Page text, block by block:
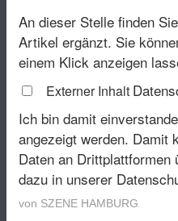
An dieser Stelle finden
Artikel ergänzt. Sie
einem Klick anzeigen
Externer Inhalt
Ich bin damit
angezeigt werden. Damit
Daten an Drittplattformen
dazu in unserer
von SZENE HAMBURG